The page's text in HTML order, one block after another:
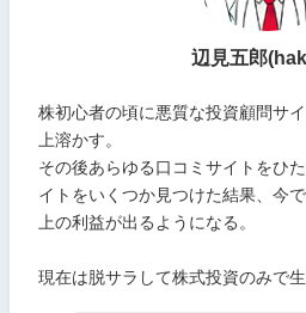
辺見五郎
株初心者の頃に悪質な投資顧問サ
上溶かす。
その後あらゆる口コミサイトをひ
イトをいくつか見つけた結果、今
上の利益が出るようになる。
現在は脱サラして株式投資のみで生